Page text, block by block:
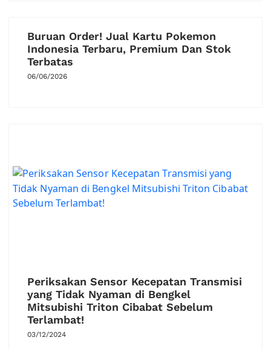
Buruan Order! Jual Kartu Pokemon
Indonesia Terbaru, Premium Dan Stok
Terbatas
06/06/2026
Periksakan Sensor Kecepatan Transmisi
yang Tidak Nyaman di Bengkel
Mitsubishi Triton Cibabat Sebelum
Terlambat!
03/12/2024